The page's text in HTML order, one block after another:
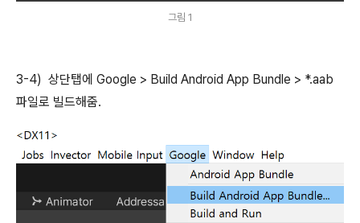
그림 1
3-4) 상단탭에 Google > Build Android App Bundle > *.aab
파일로 빌드해줌.